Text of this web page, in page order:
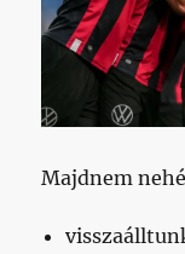
Majdnem